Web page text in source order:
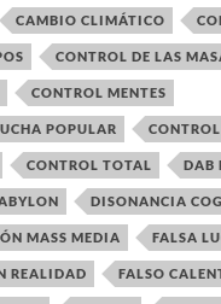
CAMBIO CLIMÁTICO
CONTROL DE LAS
CONTROL MENTES
POPULAR
CONTROL TOTAL DAB
DISONANCIA
MASS MEDIA FALSA
REALIDAD FALSO